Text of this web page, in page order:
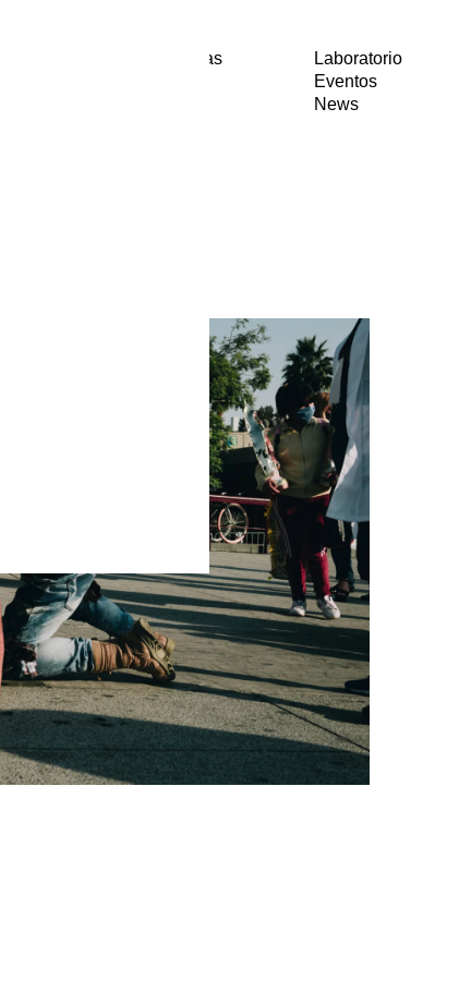
Entrevistas
Laboratorio
Eventos
News